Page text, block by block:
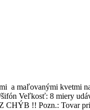
a maľovanými kvetmi
Veľkosť: 8 miery
CHÝB !! Pozn.: Tovar